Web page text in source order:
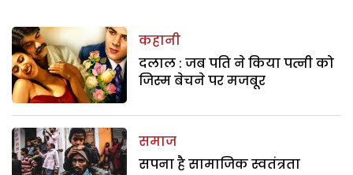
कहानी
दलाल : जब पति ने किया पत्नी को
जिस्म बेचने पर मजबूर
समाज
सपना है सामाजिक स्वतंत्रता